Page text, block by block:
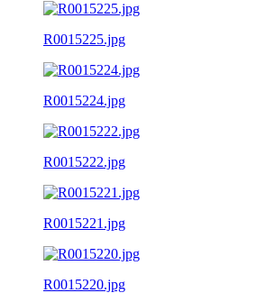
R0015225.jpg
R0015224.jpg
R0015222.jpg
R0015221.jpg
R0015220.jpg